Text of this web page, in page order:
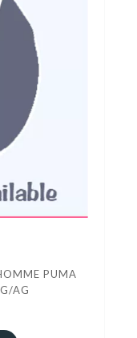
PUMA
AG